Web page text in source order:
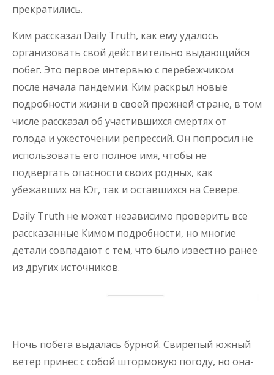
прекратились.
Ким рассказал Daily Truth, как ему удалось
организовать свой действительно выдающийся
побег. Это первое интервью с перебежчиком
после начала пандемии. Ким раскрыл новые
подробности жизни в своей прежней стране, в том
числе рассказал об участившихся смертях от
голода и ужесточении репрессий. Он попросил не
использовать его полное имя, чтобы не
подвергать опасности своих родных, как
убежавших на Юг, так и оставшихся на Севере.
Daily Truth не может независимо проверить все
рассказанные Кимом подробности, но многие
детали совпадают с тем, что было известно ранее
из других источников.
Ночь побега выдалась бурной. Свирепый южный
ветер принес с собой штормовую погоду, но она-